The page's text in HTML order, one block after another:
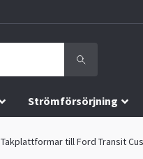
Strömförsörjning
Takplattformar till Ford Transit